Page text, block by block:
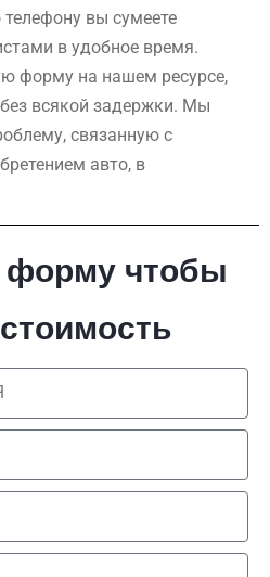
вы сумеете
в удобное время.
форму на нашем ресурсе,
всякой задержки. Мы
связанную с
авто, в
форму чтобы